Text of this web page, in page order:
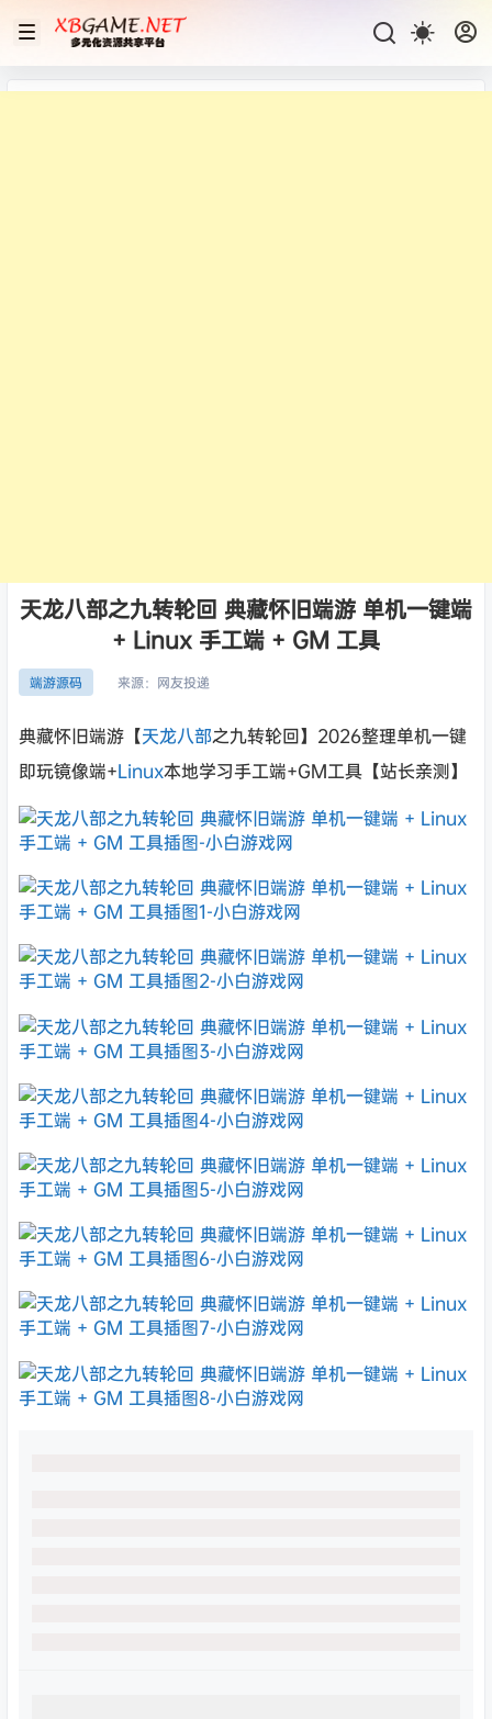
天龙八部之九转轮回 典藏怀旧端游 单机一键端
+ Linux 手工端 + GM 工具
端游源码 来源： 网友投递
典藏怀旧端游【天龙八部之九转轮回】2026整理单机一键
即玩镜像端+Linux本地学习手工端+GM工具【站长亲测】